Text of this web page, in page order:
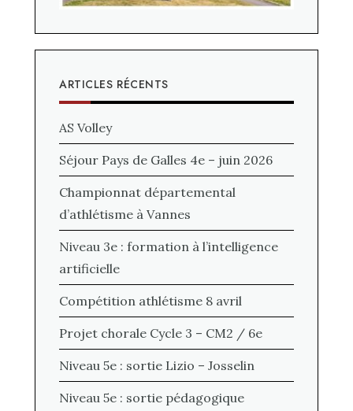
ARTICLES RÉCENTS
AS Volley
Séjour Pays de Galles 4e – juin 2026
Championnat départemental
d’athlétisme à Vannes
Niveau 3e : formation à l’intelligence
artificielle
Compétition athlétisme 8 avril
Projet chorale Cycle 3 – CM2 / 6e
Niveau 5e : sortie Lizio – Josselin
Niveau 5e : sortie pédagogique